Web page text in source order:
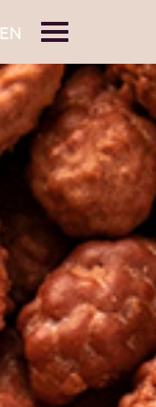
EN